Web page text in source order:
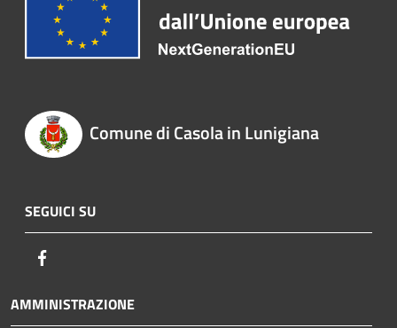
Comune di Casola in Lunigiana
SEGUICI SU
AMMINISTRAZIONE